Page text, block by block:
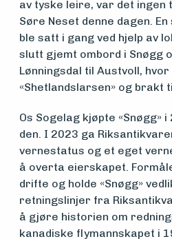
og drift
Om
Aktuelt
Arrangementer
av tyske leire, var det
Søre Neset denne dagen.
ble satt i gang ved hjelp av
slutt gjemt ombord i Snøgg
Lønningsdal til Austvoll,
«Shetlandslarsen» og brakt
Os Sogelag kjøpte «Snøgg»
den. I 2023 ga
vernestatus og et eget
å overta eierskapet.
drifte og holde «Snøgg»
retningslinjer fra
å gjøre historien om
kanadiske flymannskapet i